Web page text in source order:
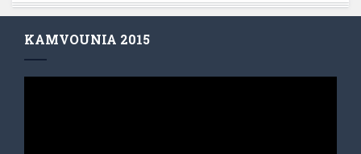
KAMVOUNIA 2015